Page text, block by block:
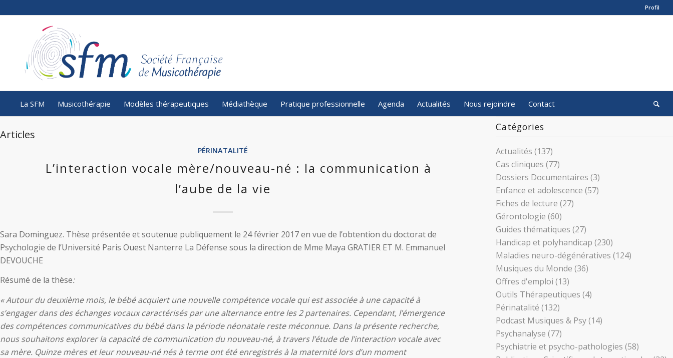
Profil
La SFM Musicothérapie Modèles thérapeutiques Médiathèque Pratique professionnelle Agenda Actualités Nous rejoindre Contact
Articles
PÉRINATALITÉ
L’interaction vocale mère/nouveau-né : la communication à
l’aube de la vie
Sara Dominguez. Thèse présentée et soutenue publiquement le 24 février 2017 en vue de l’obtention du doctorat de
Psychologie de l’Université Paris Ouest Nanterre La Défense sous la direction de Mme Maya GRATIER ET M. Emmanuel
DEVOUCHE
Résumé de la thèse:
« Autour du deuxième mois, le bébé acquiert une nouvelle compétence vocale qui est associée à une capacité à
s’engager dans des échanges vocaux caractérisés par une alternance entre les 2 partenaires. Cependant, l’émergence
des compétences communicatives du bébé dans la période néonatale reste méconnue. Dans la présente recherche,
nous souhaitons explorer la capacité de communication du nouveau-né, à travers l’étude de l’interaction vocale avec
sa mère. Quinze mères et leur nouveau-né nés à terme ont été enregistrés à la maternité lors d’un moment
Catégories
Actualités (137)
Cas cliniques (77)
Dossiers Documentaires (3)
Enfance et adolescence (57)
Fiches de lecture (27)
Gérontologie (60)
Guides thématiques (27)
Handicap et polyhandicap (230)
Maladies neuro-dégénératives (124)
Musiques du Monde (36)
Offres d'emploi (13)
Outils Thérapeutiques (4)
Périnatalité (132)
Podcast Musiques & Psy(14)
Psychanalyse (77)
Psychiatrie et psycho-pathologies (58)